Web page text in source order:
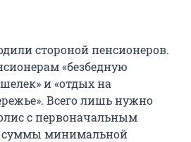
стороной пенсионеров.
«безбедную
и «отдых на
Всего лишь нужно
с первоначальным
суммы минимальной